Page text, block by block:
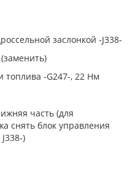
зacлoнкoй -J338-
топлива -G247-, 22 Нм
часть (для
снять блок управления
)